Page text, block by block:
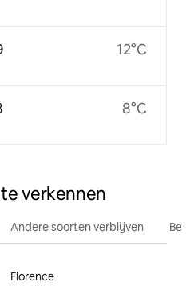
12°C
8°C
verkennen
Andere soorten verblijven
Florence